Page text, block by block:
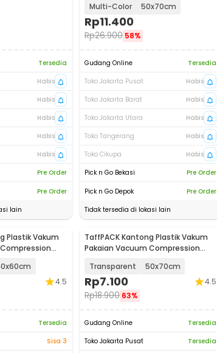
Tersedia
Habis
Habis
Habis
Habis
Habis
Pre Order
Pre Order
lain
Multi-Color
50x70cm
Rp11.400
Rp26.900 58%
Gudang Online
Tersedia
Toko Jakarta Pusat
Habis
Toko Jakarta Barat
Habis
Toko Jakarta Utara
Habis
Toko Tangerang
Habis
Toko Cikupa
Habis
Pick n Go Bekasi
Pre Order
Pick n Go Depok
Pre Order
Tidak tersedia di lokasi lain
Plastik Vakum
4.5
Tersedia
Sisa 3
TaffPACK Kantong Plastik Vakum
Pakaian Vacuum Compression
Transparent 50x70cm
Rp7.100
Rp18.900 63%
4.5
Gudang Online
Tersedia
Toko Jakarta Pusat
Tersedia